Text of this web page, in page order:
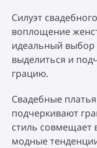
Силуэт
воплощение
идеальный выбор
выделиться и
грацию.
Свадебные
подчеркивают
стиль совмещает
модные